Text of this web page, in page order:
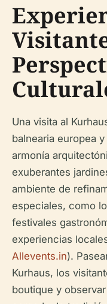
Una visita al
balnearia europea
armonía
exuberantes
ambiente de
especiales, como
festivales
experiencias
Allevents.in).
Kurhaus, los
boutique y